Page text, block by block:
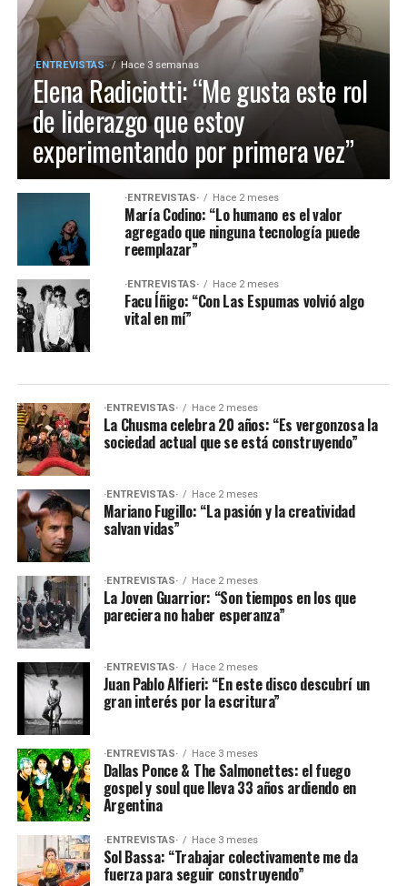
·ENTREVISTAS· Hace 3 semanas
Elena Radiciotti: “Me gusta este rol
de liderazgo que estoy
experimentando por primera vez”
·ENTREVISTAS· Hace 2 meses
María Codino: “Lo humano es el valor
agregado que ninguna tecnología puede
reemplazar”
·ENTREVISTAS· Hace 2 meses
Facu Íñigo: “Con Las Espumas volvió algo
vital en mí”
·ENTREVISTAS· Hace 2 meses
La Chusma celebra 20 años: “Es vergonzosa la
sociedad actual que se está construyendo”
·ENTREVISTAS· Hace 2 meses
Mariano Fugillo: “La pasión y la creatividad
salvan vidas”
·ENTREVISTAS· Hace 2 meses
La Joven Guarrior: “Son tiempos en los que
pareciera no haber esperanza”
·ENTREVISTAS· Hace 2 meses
Juan Pablo Alfieri: “En este disco descubrí un
gran interés por la escritura”
·ENTREVISTAS· Hace 3 meses
Dallas Ponce & The Salmonettes: el fuego
gospel y soul que lleva 33 años ardiendo en
Argentina
·ENTREVISTAS· Hace 3 meses
Sol Bassa: “Trabajar colectivamente me da
fuerza para seguir construyendo”